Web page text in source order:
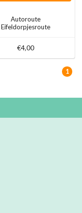
Autoroute
Eifeldorpjesroute
€4,00
1